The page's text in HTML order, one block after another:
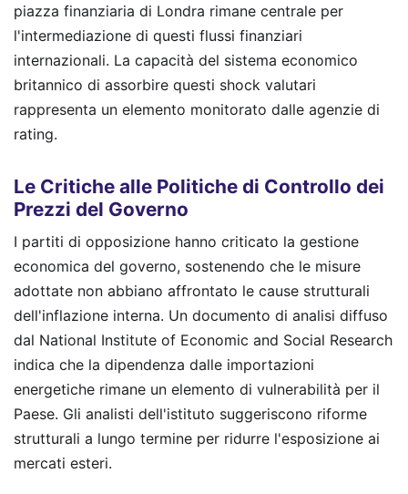
piazza finanziaria di Londra rimane centrale per
l'intermediazione di questi flussi finanziari
internazionali. La capacità del sistema economico
britannico di assorbire questi shock valutari
rappresenta un elemento monitorato dalle agenzie di
rating.
Le Critiche alle Politiche di Controllo dei
Prezzi del Governo
I partiti di opposizione hanno criticato la gestione
economica del governo, sostenendo che le misure
adottate non abbiano affrontato le cause strutturali
dell'inflazione interna. Un documento di analisi diffuso
dal National Institute of Economic and Social Research
indica che la dipendenza dalle importazioni
energetiche rimane un elemento di vulnerabilità per il
Paese. Gli analisti dell'istituto suggeriscono riforme
strutturali a lungo termine per ridurre l'esposizione ai
mercati esteri.